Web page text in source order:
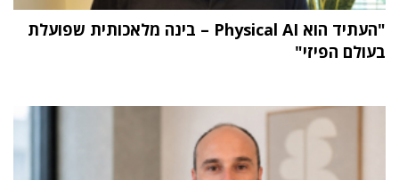
"העתיד הוא Physical AI – בינה מלאכותית שפועלת
בעולם הפיזי"